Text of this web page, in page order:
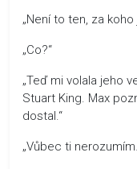
„Není to ten, za
„Co?“
„Teď mi volala jeho
Stuart King. Max
dostal.“
„Vůbec ti